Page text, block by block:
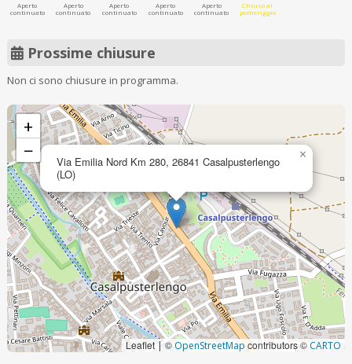
Aperto
continuato
Aperto
continuato
Aperto
continuato
Aperto
continuato
Aperto
continuato
Chiuso al
pomeriggio
Prossime chiusure
Non ci sono chiusure in programma.
Via Emilia Nord Km 280, 26841 Casalpusterlengo
(LO)
×
+
−
Leaflet |©OpenStreetMapcontributors © CARTO